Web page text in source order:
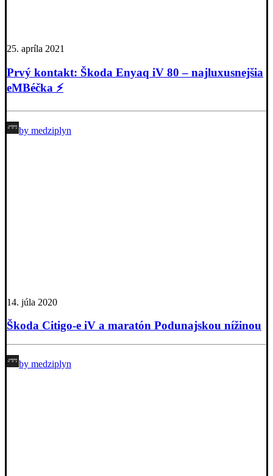
25. apríla 2021
Prvý kontakt: Škoda Enyaq iV 80 – najluxusnejšia
eMBéčka ⚡️
by medziplyn
14. júla 2020
Škoda Citigo-e iV a maratón Podunajskou nížinou
by medziplyn